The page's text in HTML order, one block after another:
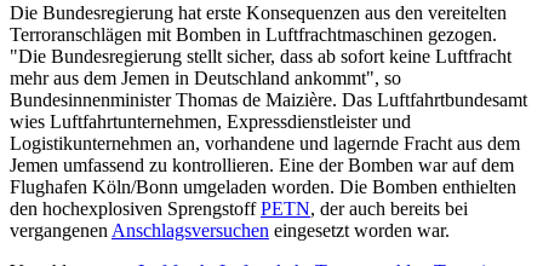
Die Bundesregierung hat erste Konsequenzen aus den vereitelten
Terroranschlägen mit Bomben in Luftfrachtmaschinen gezogen.
"Die Bundesregierung stellt sicher, dass ab sofort keine Luftfracht
mehr aus dem Jemen in Deutschland ankommt", so
Bundesinnenminister Thomas de Maizière. Das Luftfahrtbundesamt
wies Luftfahrtunternehmen, Expressdienstleister und
Logistikunternehmen an, vorhandene und lagernde Fracht aus dem
Jemen umfassend zu kontrollieren. Eine der Bomben war auf dem
Flughafen Köln/Bonn umgeladen worden. Die Bomben enthielten
den hochexplosiven SprengstoffPETN, der auch bereits bei
vergangenen Anschlagsversuchen eingesetzt worden war.